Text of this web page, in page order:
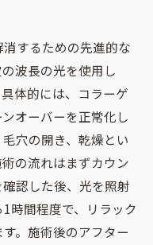
するための先進的な
波長の光を使用し
体的には、コラーゲ
オーバーを正常化し
穴の開き、乾燥とい
の流れはまずカウン
認した後、光を照射
時間程度で、リラック
。施術後のアフター